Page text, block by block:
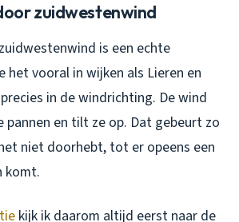
zuidwestenwind
is een echte
het vooral in wijken als Lieren en
in de windrichting. De wind
pannen en tilt ze op. Dat gebeurt zo
niet doorhebt, tot er opeens een
komt.
kijk ik daarom altijd eerst naar de